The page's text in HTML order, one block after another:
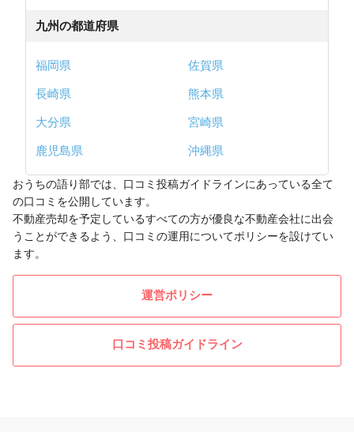
九州の都道府県
福岡県
佐賀県
長崎県
熊本県
大分県
宮崎県
鹿児島県
沖縄県
おうちの語り部では、口コミ投稿ガイドラインにあっている全て
の口コミを公開しています。
不動産売却を予定しているすべての方が優良な不動産会社に出会
うことができるよう、口コミの運用についてポリシーを設けてい
ます。
運営ポリシー
口コミ投稿ガイドライン